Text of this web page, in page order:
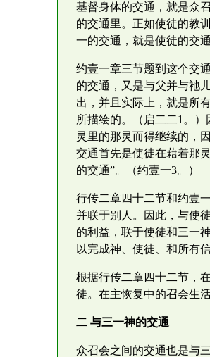
基督身体的交通，就是众
的交通里。正如使徒的教
一的交通，就是使徒的交通
约壹一章三节题到这个交
的交通，又是与父并与祂
出，并且实际上，就是所
所描绘的。（启二二1。
灵里的那灵而得继续的，
交通首先是使徒在藉着那
的交通”。（约壹一3。）
行传二章四十二节和约壹
并联于别人。因此，与使
的利益，联于使徒和三一
以完成神、使徒、和所有
根据行传二章四十二节，
徒。在主恢复中的召会生
二 与三一神的交通
众召会之间的交通也是与